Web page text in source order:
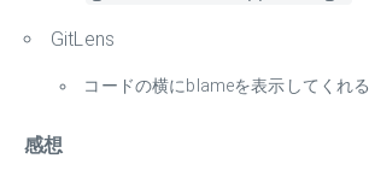
GitLens
コードの横にblameを表示してくれる
感想